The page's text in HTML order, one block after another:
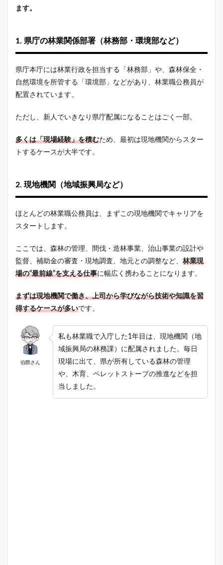
ます。
1. 県庁の林業関係部署（林務部・環境部など）
県庁本庁には林業行政を担当する「林務部」や、森林保全・
自然環境を所管する「環境部」などがあり、林業職公務員が
配置されています。
ただし、新人でいきなり県庁配属になることはごく一部。
多くは「現場経験」を積むため、最初は現地機関からスター
トするケースが大半です。
2. 現地機関（地域振興局など）
ほとんどの林業職公務員は、まずこの現地機関でキャリアを
スタートします。
ここでは、森林の管理、間伐・造林事業、治山事業の設計や
監督、補助金の審査・現地調査、地元との調整など、 林業現
場の“最前線”を支える仕事に幅広く携わることになります。
まずは現地機関で働き、上司から学びながら技術や知識を習
得するケースが多いです。
伯爵さん
私も林業職で入庁した1年目は、現地機関（地
域振興局の林務課）に配属されました。毎日
現場に出て、県が所有している森林の管理
や、木育、ペレットストーブの推進などを担
当しました。